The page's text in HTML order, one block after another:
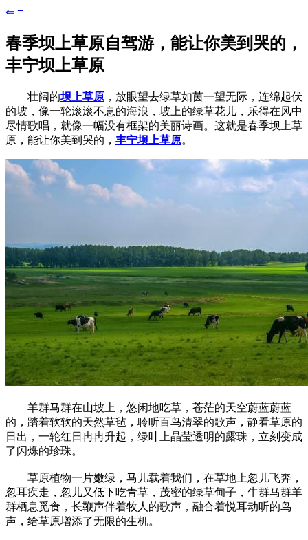
⇐ ≡
春季坝上草原自驾游，能让你美到哭的，
丰宁坝上草原
壮阔的坝上草原 ，放眼望去绿草如茵一望无际，连绵起伏
的坡，像一轮滚滚不息的海浪，坡上的绿草花儿，乐得在风中
尽情歌唱，就像一幅没有框架的美丽诗画。这就是春季坝上草
原，能让你美到哭的， 丰宁坝上草原。
羊群马群在山坡上，悠闲地吃草，苍茫的天空蔚蓝蔚蓝
的，踏着软软的天然草毡，聆听百鸟清翠的歌声，静看草原的
日出，一轮红日冉冉升起，绿叶上晶莹透明的露珠，立刻变成
了闪烁的珍珠。
草原植物一片嫩绿，马儿载着我们，在草地上忽儿飞奔，
忽耳疾走，忽儿又低下吃青草，茂密的绿草甸子，牛群马群羊
群栖息觅食，长鞭声伴着牧人的歌声，融合着悦耳动听的鸟
声，给草原增添了无限的生机。